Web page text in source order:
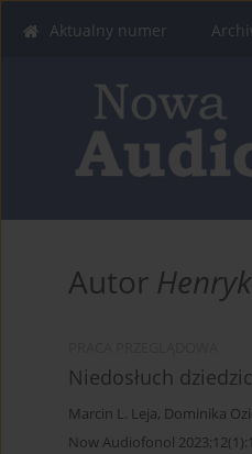
Aktualny numer
Autor
Niedosłuch
Marcin L. Leja, Dominika
Now Audiofonol